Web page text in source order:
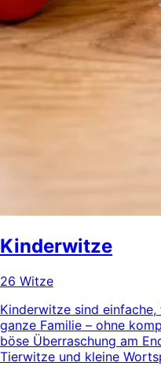
Kinderwitze
26 Witze
Kinderwitze sind
ganze Familie – ohne
böse Überraschung am
Tierwitze und kleine